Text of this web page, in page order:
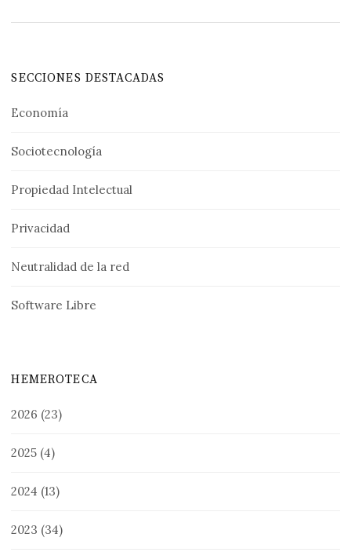
SECCIONES DESTACADAS
Economía
Sociotecnología
Propiedad Intelectual
Privacidad
Neutralidad de la red
Software Libre
HEMEROTECA
2026 (23)
2025 (4)
2024 (13)
2023 (34)